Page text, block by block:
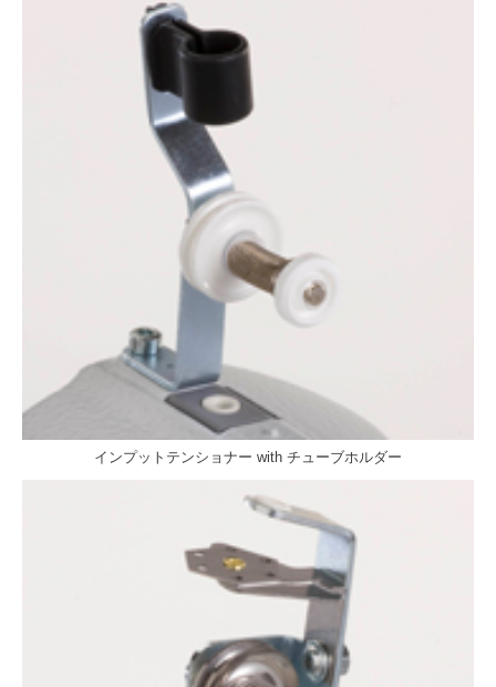
インプットテンショナー with チューブホルダー